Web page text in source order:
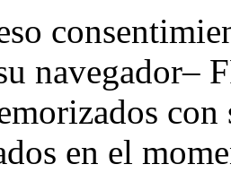
navegador–
con
en el